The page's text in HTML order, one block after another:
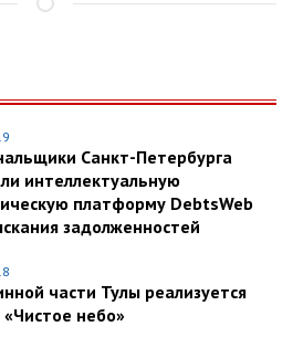
Санкт-Петербурга
интеллектуальную
платформу DebtsWeb
задолженностей
части Тулы реализуется
«Чистое небо»